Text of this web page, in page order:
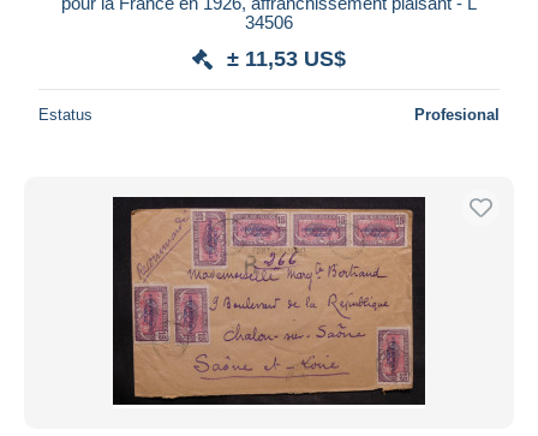
34506
± 11,53 US$
Estatus Profesional